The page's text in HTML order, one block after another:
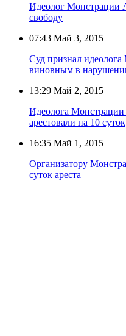
Идеолог Монстрации
свободу
07:43 Май 3, 2015
Суд признал
виновным в
13:29 Май 2, 2015
Идеолога Монстрации
арестовали на 10 суток
16:35 Май 1, 2015
Организатору
суток ареста